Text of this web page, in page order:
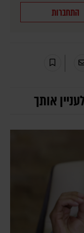
התחברות
אותך